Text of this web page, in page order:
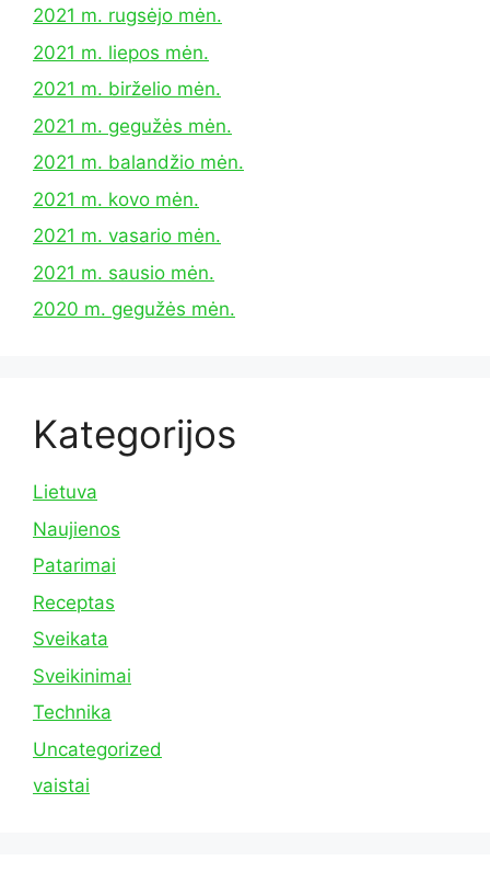
2021 m. rugsėjo mėn.
2021 m. liepos mėn.
2021 m. birželio mėn.
2021 m. gegužės mėn.
2021 m. balandžio mėn.
2021 m. kovo mėn.
2021 m. vasario mėn.
2021 m. sausio mėn.
2020 m. gegužės mėn.
Kategorijos
Lietuva
Naujienos
Patarimai
Receptas
Sveikata
Sveikinimai
Technika
Uncategorized
vaistai